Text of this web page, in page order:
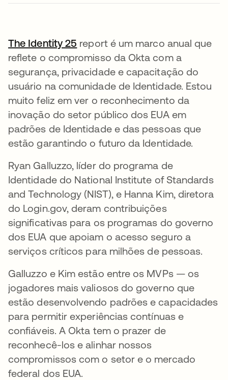
The Identity 25 report é um marco anual que
reflete o compromisso da Okta com a
segurança, privacidade e capacitação do
usuário na comunidade de Identidade. Estou
muito feliz em ver o reconhecimento da
inovação do setor público dos EUA em
padrões de Identidade e das pessoas que
estão garantindo o futuro da Identidade.
Ryan Galluzzo, líder do programa de
Identidade do National Institute of Standards
and Technology (NIST), e Hanna Kim, diretora
do Login.gov, deram contribuições
significativas para os programas do governo
dos EUA que apoiam o acesso seguro a
serviços críticos para milhões de pessoas.
Galluzzo e Kim estão entre os MVPs — os
jogadores mais valiosos do governo que
estão desenvolvendo padrões e capacidades
para permitir experiências contínuas e
confiáveis. A Okta tem o prazer de
reconhecê-los e alinhar nossos
compromissos com o setor e o mercado
federal dos EUA.